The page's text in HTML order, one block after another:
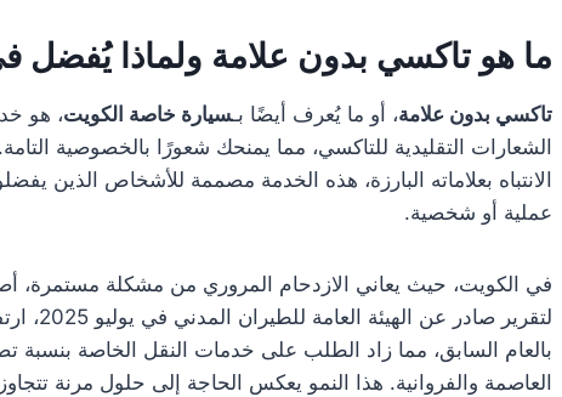
ما هو تاكسي بدون علامة ولماذا يُفضل
تاكسي بدون علامة، أو ما يُعرف أيضًا بـسيارة خاصة الكويت، هو
الشعارات التقليدية للتاكسي، مما يمنحك شعورًا بالخصوصية
الانتباه بعلاماته البارزة، هذه الخدمة مصممة للأشخاص الذين
عملية أو شخصية.
في الكويت، حيث يعاني الازدحام المروري من مشكلة مستمرة،
العاصمة والفروانية. هذا النمو يعكس الحاجة إلى حلول مرنة